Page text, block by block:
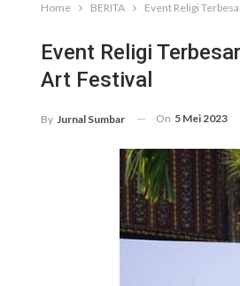
Home BERITA Event Religi
Event Religi
Art Festival
By Jurnal Sumbar On 5 Mei 2023